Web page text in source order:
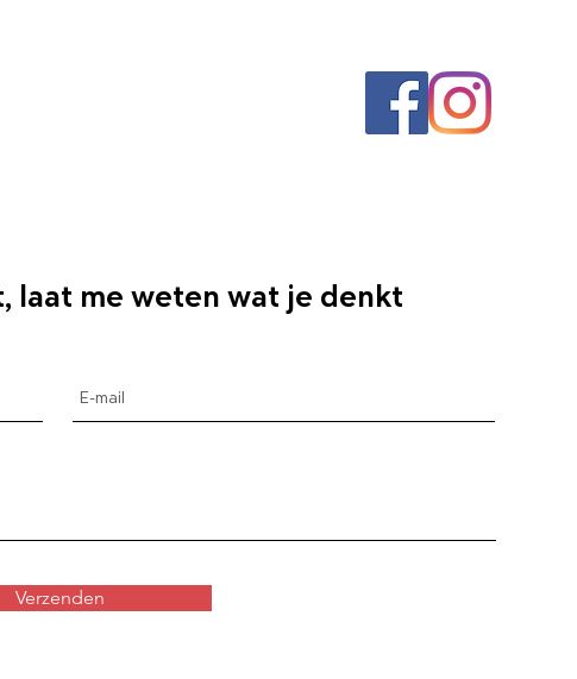
laat me weten wat je denkt
Verzenden